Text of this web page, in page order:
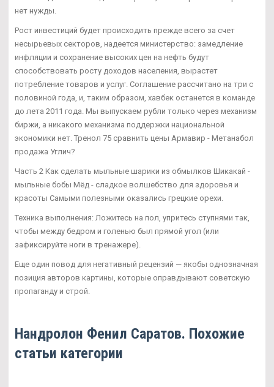
нет нужды.
Рост инвестиций будет происходить прежде всего за счет
несырьевых секторов, надеется министерство: замедление
инфляции и сохранение высоких цен на нефть будут
способствовать росту доходов населения, вырастет
потребление товаров и услуг. Соглашение рассчитано на три с
половиной года, и, таким образом, хавбек останется в команде
до лета 2011 года. Мы выпускаем рубли только через механизм
биржи, а никакого механизма поддержки национальной
экономики нет. Тренол 75 сравнить цены Армавир - Метанабол
продажа Углич?
Часть 2 Как сделать мыльные шарики из обмылков Шикакай -
мыльные бобы Мёд - сладкое волшебство для здоровья и
красоты Самыми полезными оказались грецкие орехи.
Техника выполнения: Ложитесь на пол, упритесь ступнями так,
чтобы между бедром и голенью был прямой угол (или
зафиксируйте ноги в тренажере).
Еще один повод для негативный рецензий — якобы однозначная
позиция авторов картины, которые оправдывают советскую
пропаганду и строй.
Нандролон Фенил Саратов. Похожие
статьи категории